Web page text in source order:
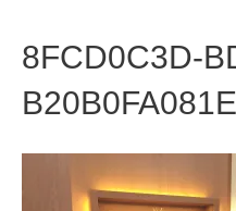
8FCD0C3D-